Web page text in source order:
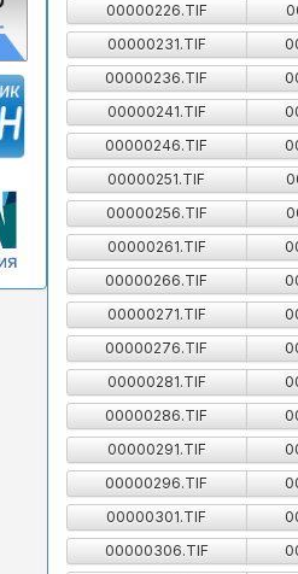
00000226.TIF
00000231.TIF
00000236.TIF
00000241.TIF
00000246.TIF
00000251.TIF
00000256.TIF
00000261.TIF
00000266.TIF
00000271.TIF
00000276.TIF
00000281.TIF
00000286.TIF
00000291.TIF
00000296.TIF
00000301.TIF
00000306.TIF